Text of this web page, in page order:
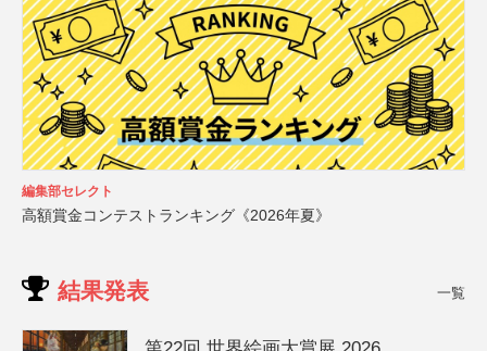
編集部セレクト
高額賞金コンテストランキング《2026年夏》
結果発表 一覧